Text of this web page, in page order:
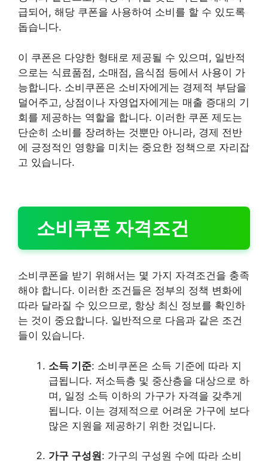
급되어, 해당 쿠폰을 사용하여 소비를 할 수 있도록
돕습니다.
이 쿠폰은 다양한 형태로 제공될 수 있으며, 일반적
으로는 식료품점, 소매점, 음식점 등에서 사용이 가
능합니다. 소비쿠폰은 소비자에게는 경제적 부담을
덜어주고, 상점이나 자영업자에게는 매출 증대의 기
회를 제공하는 역할을 합니다. 이러한 쿠폰 제도는
단순히 소비를 장려하는 것뿐만 아니라, 경제 전반
에 긍정적인 영향을 미치는 중요한 정책으로 자리잡
고 있습니다.
소비쿠폰 자격조건
소비쿠폰을 받기 위해서는 몇 가지 자격조건을 충족
해야 합니다. 이러한 조건들은 정부의 정책 변화에
따라 달라질 수 있으므로, 항상 최신 정보를 확인하
는 것이 중요합니다. 일반적으로 다음과 같은 조건
들이 있습니다.
소득 기준: 소비쿠폰은 소득 기준에 따라 지
급됩니다. 저소득층 및 중산층을 대상으로 하
며, 일정 소득 이하의 가구가 자격을 갖추게
됩니다. 이는 경제적으로 어려운 가구에 보다
많은 지원을 제공하기 위한 것입니다.
가구 구성원: 가구의 구성원 수에 따라 소비